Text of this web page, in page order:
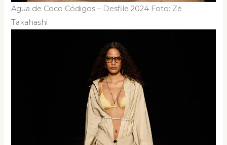
Agua de Coco Códigos – Desfile 2024 Foto: Zé
Takahashi